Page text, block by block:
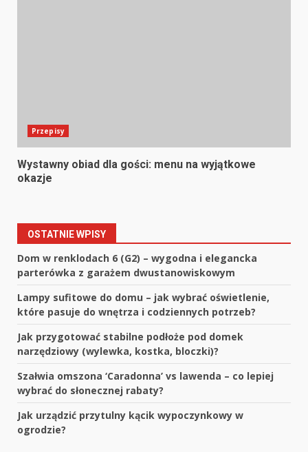
Przepisy
Wystawny obiad dla gości: menu na wyjątkowe
okazje
OSTATNIE WPISY
Dom w renklodach 6 (G2) – wygodna i elegancka
parterówka z garażem dwustanowiskowym
Lampy sufitowe do domu – jak wybrać oświetlenie,
które pasuje do wnętrza i codziennych potrzeb?
Jak przygotować stabilne podłoże pod domek
narzędziowy (wylewka, kostka, bloczki)?
Szałwia omszona ‘Caradonna’ vs lawenda – co lepiej
wybrać do słonecznej rabaty?
Jak urządzić przytulny kącik wypoczynkowy w
ogrodzie?